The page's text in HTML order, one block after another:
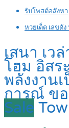
รับโพสต์อสังหา
หวยเด็ด เลขดั
เสนา เว
โฮม อิสร
พลังงาน
การณ์ ข
Sale